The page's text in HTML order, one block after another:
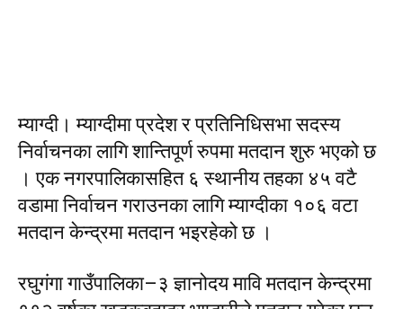
म्याग्दी। म्याग्दीमा प्रदेश र प्रतिनिधिसभा सदस्य
निर्वाचनका लागि शान्तिपूर्ण रुपमा मतदान शुरु भएको छ
। एक नगरपालिकासहित ६ स्थानीय तहका ४५ वटै
वडामा निर्वाचन गराउनका लागि म्याग्दीका १०६ वटा
मतदान केन्द्रमा मतदान भइरहेको छ ।
रघुगंगा गाउँपालिका–३ ज्ञानोदय मावि मतदान केन्द्रमा